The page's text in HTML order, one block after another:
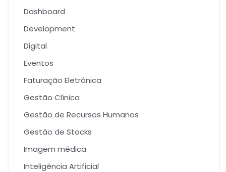
Dashboard
Development
Digital
Eventos
Faturação Eletrónica
Gestão Clínica
Gestão de Recursos Humanos
Gestão de Stocks
Imagem médica
Inteligência Artificial